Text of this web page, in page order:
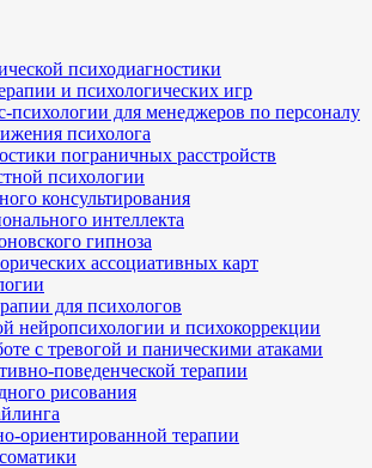
психодиагностики
и психологических игр
психологии для менеджеров по персоналу
психолога
пограничных расстройств
психологии
консультирования
интеллекта
гипноза
ассоциативных карт
для психологов
нейропсихологии и психокоррекции
с тревогой и паническими атаками
поведенческой терапии
рисования
ориентированной терапии